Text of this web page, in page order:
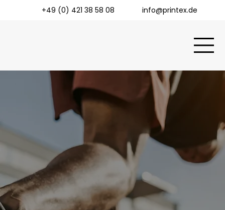
+49 (0) 421 38 58 08 info@printex.de